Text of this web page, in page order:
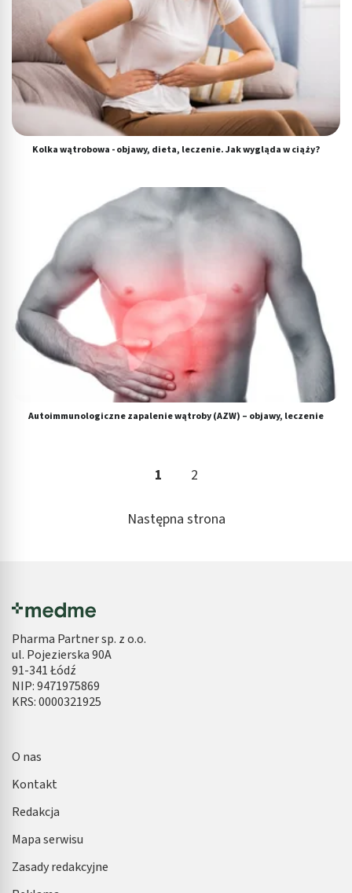
Kolka wątrobowa - objawy, dieta, leczenie. Jak wygląda w ciąży?
Autoimmunologiczne zapalenie wątroby (AZW) – objawy, leczenie
1 2
Następna strona
Pharma Partner sp. z o.o.
ul. Pojezierska 90A
91-341 Łódź
NIP: 9471975869
KRS: 0000321925
O nas
Kontakt
Redakcja
Mapa serwisu
Zasady redakcyjne